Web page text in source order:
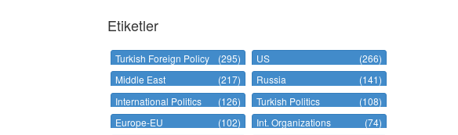
Etiketler
Turkish Foreign Policy (295) US
(266)
Middle East
(217) Russia
(141)
International Politics
(126) Turkish Politics
(108)
Europe-EU
(102) Int. Organizations
(74)